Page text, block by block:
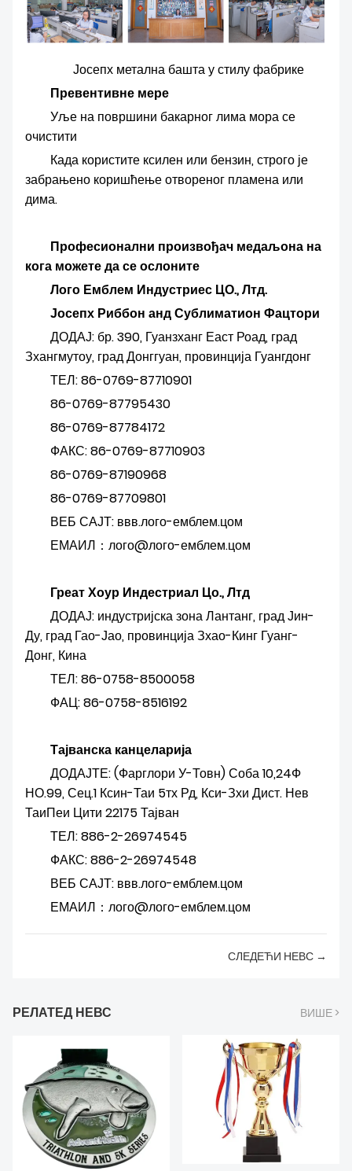
Јосепх метална башта у стилу фабрике
Превентивне мере
Уље на површини бакарног лима мора се
очистити
Када користите ксилен или бензин, строго је
забрањено коришћење отвореног пламена или
дима.
Професионални произвођач медаљона на
кога можете да се ослоните
Лого Емблем Индустриес ЦО., Лтд.
Јосепх Риббон ​​анд Сублиматион Фацтори
ДОДАЈ: бр. 390, Гуанзханг Еаст Роад, град
Зхангмутоу, град Донггуан, провинција Гуангдонг
ТЕЛ: 86-0769-87710901
86-0769-87795430
86-0769-87784172
ФАКС: 86-0769-87710903
86-0769-87190968
86-0769-87709801
ВЕБ САЈТ: ввв.лого-емблем.цом
ЕМАИЛ：лого@лого-емблем.цом
Греат Хоур Индестриал Цо., Лтд
ДОДАЈ: индустријска зона Лантанг, град Јин-
Ду, град Гао-Јао, провинција Зхао-Кинг Гуанг-
Донг, Кина
ТЕЛ: 86-0758-8500058
ФАЦ: 86-0758-8516192
Тајванска канцеларија
ДОДАЈТЕ: (Фарглори У-Товн) Соба 10,24Ф
НО.99, Сец.1 Ксин-Таи 5тх Рд, Кси-Зхи Дист. Нев
ТаиПеи Цити 22175 Тајван
ТЕЛ: 886-2-26974545
ФАКС: 886-2-26974548
ВЕБ САЈТ: ввв.лого-емблем.цом
ЕМАИЛ：лого@лого-емблем.цом
СЛЕДЕЋИ НЕВС →
РЕЛАТЕД НЕВС ВИШЕ >